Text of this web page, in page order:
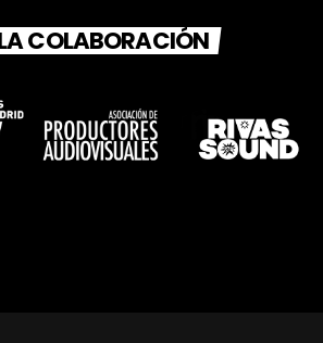
COLABORACIÓN